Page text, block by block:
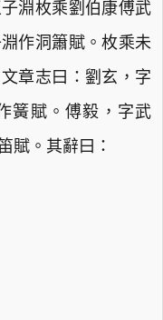
淵枚乘劉伯康傅武
作洞簫賦。枚乘未
章志曰：劉玄，字
簧賦。傅毅，字武
賦。其辭曰：